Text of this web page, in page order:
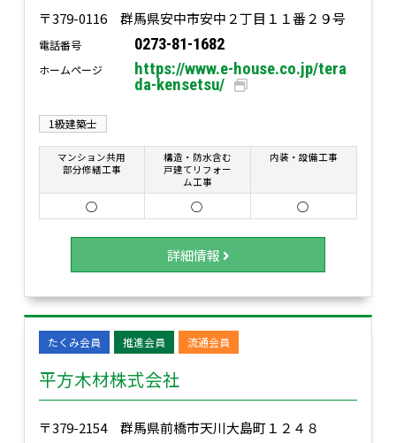
〒379-0116 群馬県安中市安中２丁目１１番２９号
電話番号 0273-81-1682
ホームページ
https://www.e-house.co.jp/tera
da-kensetsu/
1級建築士
マンション共用
部分修繕工事
構造・防水含む
戸建てリフォー
ム工事
内装・設備工事
○ ○ ○
詳細情報
平方木材株式会社
たくみ会員 推進会員 流通会員
〒379-2154 群馬県前橋市天川大島町１２４８